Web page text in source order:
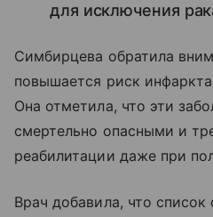
для исключения
Симбирцева обратила
повышается риск
Она отметила, что эти
смертельно опасными и
реабилитации даже при
Врач добавила, что список